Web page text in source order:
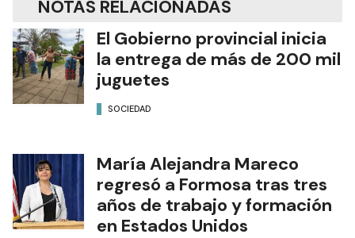
NOTAS RELACIONADAS
El Gobierno provincial inicia
la entrega de más de 200 mil
juguetes
SOCIEDAD
María Alejandra Mareco
regresó a Formosa tras tres
años de trabajo y formación
en Estados Unidos